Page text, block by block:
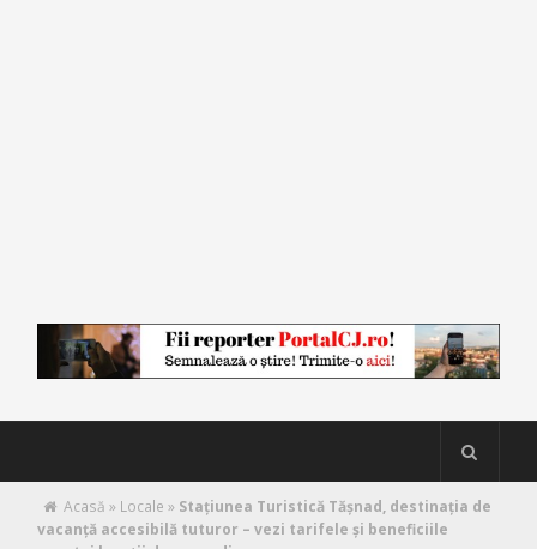
Acasă » Locale » Stațiunea Turistică Tășnad, destinația de
vacanță accesibilă tuturor – vezi tarifele și beneficiile